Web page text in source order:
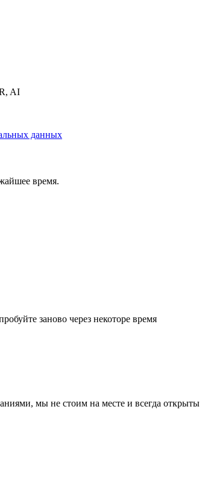
AI
данных
время.
заново через некоторе время
мы не стоим на месте и всегда